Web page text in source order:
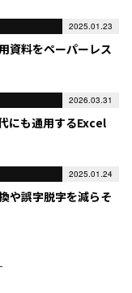
2025.01.23
資料をペーパーレス
2026.03.31
にも通用するExcel
2025.01.24
や誤字脱字を減らそ